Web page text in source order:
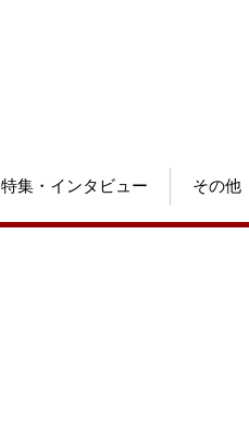
特集・インタビュー その他